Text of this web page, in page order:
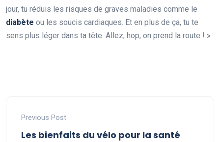
jour, tu réduis les risques de graves maladies comme le
diabète ou les soucis cardiaques. Et en plus de ça, tu te
sens plus léger dans ta tête. Allez, hop, on prend la route ! »
Previous Post
Les bienfaits du vélo pour la santé